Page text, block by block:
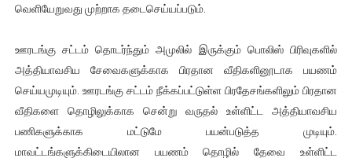
வெளியேறுவது முற்றாக தடைசெய்யப்படும்.
ஊரடங்கு சட்டம் தொடர்ந்தும் அமுலில் இருக்கும் பொலிஸ் பிரிவுகளில்
அத்தியாவசிய சேவைகளுக்காக பிரதான வீதிகளினூடாக பயணம்
செய்யமுடியும். ஊரடங்கு சட்டம் நீக்கப்பட்டுள்ள பிரதேசங்களிலும் பிரதான
வீதிகளை தொழிலுக்காக சென்று வருதல் உள்ளிட்ட அத்தியாவசிய
பணிகளுக்காக மட்டுமே பயன்படுத்த முடியும்.
மாவட்டங்களுக்கிடையிலான பயணம் தொழில் தேவை உள்ளிட்ட